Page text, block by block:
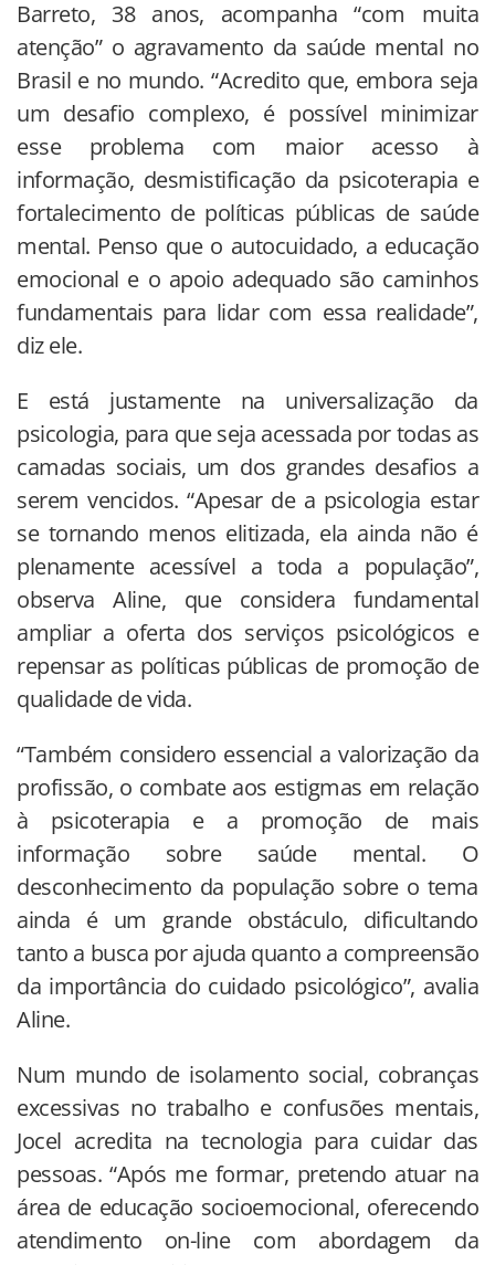
Barreto, 38 anos, acompanha “com muita
atenção” o agravamento da saúde mental no
Brasil e no mundo. “Acredito que, embora seja
um desafio complexo, é possível minimizar
esse problema com maior acesso à
informação, desmistificação da psicoterapia e
fortalecimento de políticas públicas de saúde
mental. Penso que o autocuidado, a educação
emocional e o apoio adequado são caminhos
fundamentais para lidar com essa realidade”,
diz ele.
E está justamente na universalização da
psicologia, para que seja acessada por todas as
camadas sociais, um dos grandes desafios a
serem vencidos. “Apesar de a psicologia estar
se tornando menos elitizada, ela ainda não é
plenamente acessível a toda a população”,
observa Aline, que considera fundamental
ampliar a oferta dos serviços psicológicos e
repensar as políticas públicas de promoção de
qualidade de vida.
“Também considero essencial a valorização da
profissão, o combate aos estigmas em relação
à psicoterapia e a promoção de mais
informação sobre saúde mental. O
desconhecimento da população sobre o tema
ainda é um grande obstáculo, dificultando
tanto a busca por ajuda quanto a compreensão
da importância do cuidado psicológico”, avalia
Aline.
Num mundo de isolamento social, cobranças
excessivas no trabalho e confusões mentais,
Jocel acredita na tecnologia para cuidar das
pessoas. “Após me formar, pretendo atuar na
área de educação socioemocional, oferecendo
atendimento on-line com abordagem da